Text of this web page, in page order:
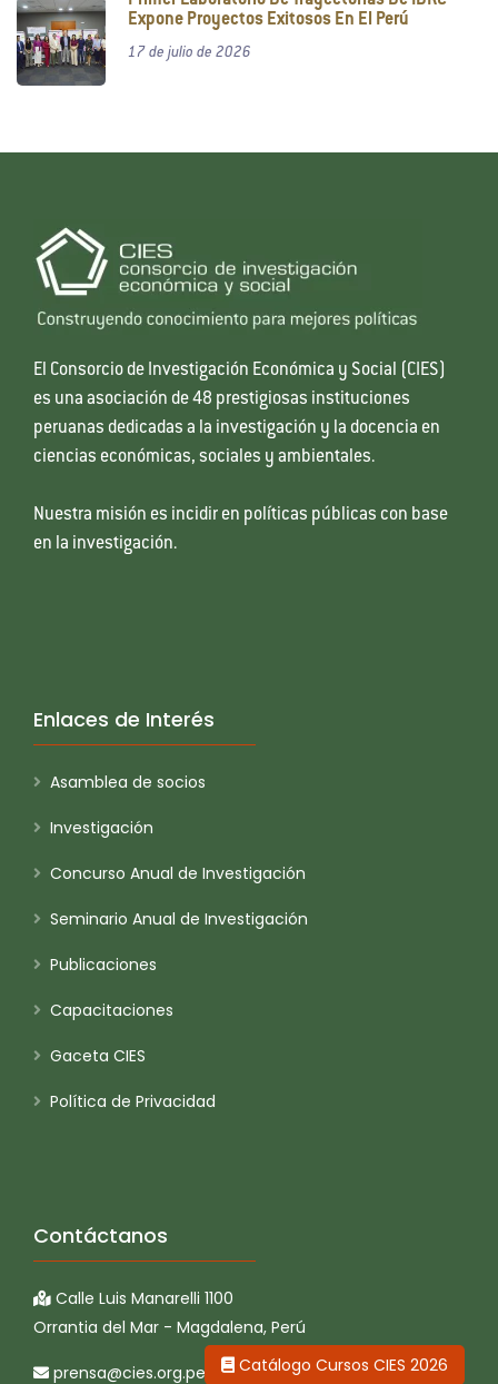
Expone Proyectos Exitosos En El Perú
17 de julio de 2026
El Consorcio de Investigación Económica y Social (CIES)
es una asociación de 48 prestigiosas instituciones
peruanas dedicadas a la investigación y la docencia en
ciencias económicas, sociales y ambientales.
Nuestra misión es incidir en políticas públicas con base
en la investigación.
Enlaces de Interés
Asamblea de socios
Investigación
Concurso Anual de Investigación
Seminario Anual de Investigación
Publicaciones
Capacitaciones
Gaceta CIES
Política de Privacidad
Contáctanos
Calle Luis Manarelli 1100
Orrantia del Mar - Magdalena, Perú
prensa@cies.org.pe Catálogo Cursos CIES 2026